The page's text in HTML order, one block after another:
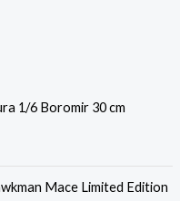
1/6 Boromir 30 cm
Mace Limited Edition